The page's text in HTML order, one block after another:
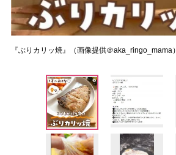
『ぶりカリッ焼』（画像提供＠aka_ringo_mama）